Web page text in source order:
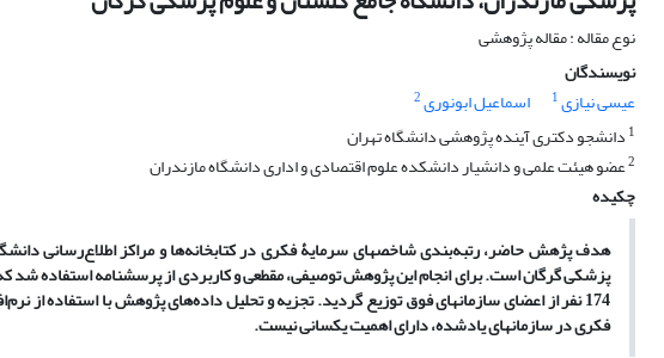
نوع مقاله : مقاله پژوهشی
نویسندگان
عیسی نیازی1 اسماعیل ابونوری2
1 دانشجو دکتری آینده پژوهشی دانشگاه تهران
2عضو هیئت علمی و دانشیار دانشکده علوم اقتصادی و اداری دانشگاه مازندران
چکیده
هدف پژهش حاضر، رتبه‌بندی شاخصهای سرمایۀ فکری در کتابخانهها و مراکز اطلاعرسانی
پزشکی گرگان است. برای انجام این پژوهش توصیفی، مقطعی و کاربردی از پرسشنامه استفاده شد
174 نفر از اعضای سازمانهای فوق توزیع گردید. تجزیه و تحلیل داده های پژوهش با استفاده از
فکری در سازمانهای یادشده، دارای اهمیت یکسانی نیست.